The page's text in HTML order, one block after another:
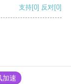
支持[0] 反对[0]
加速